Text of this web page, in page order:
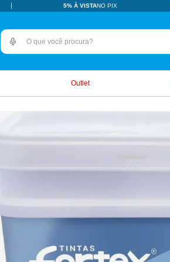
5% À VISTANO PIX
O que você procura?
Outlet